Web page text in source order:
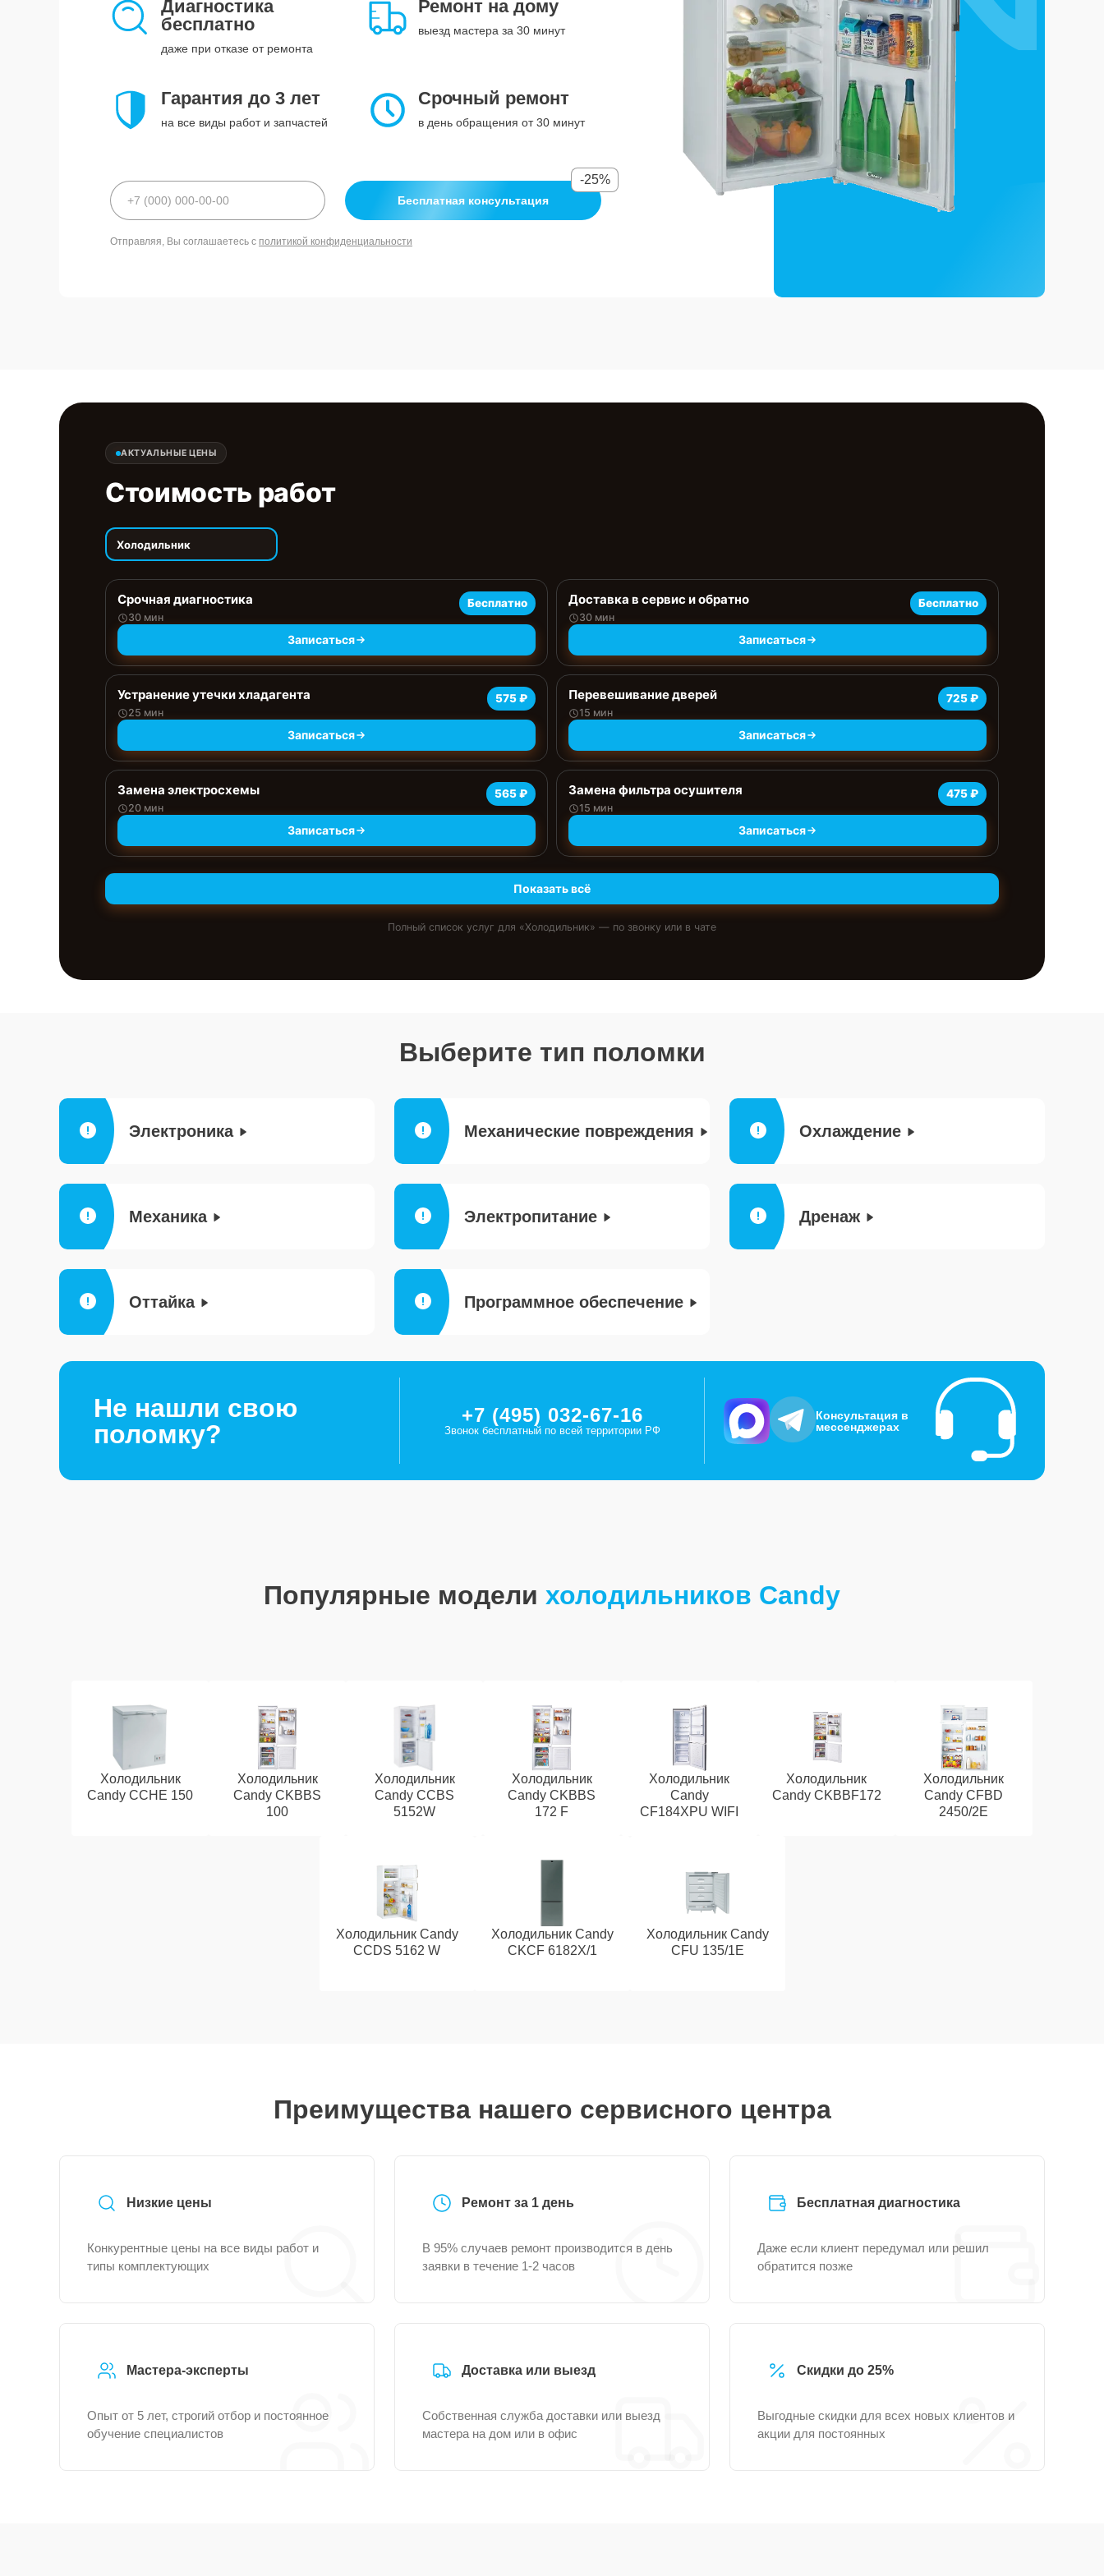
Диагностика
бесплатно
даже при отказе от ремонта
Ремонт на дому
выезд мастера за 30 минут
Гарантия до 3 лет
на все виды работ и запчастей
Срочный ремонт
в день обращения от 30 минут
Бесплатная консультация
-25%
Отправляя, Вы соглашаетесь с политикой конфиденциальности
АКТУАЛЬНЫЕ ЦЕНЫ
Стоимость работ
Холодильник
Срочная диагностика
30 мин
Бесплатно
Записаться
Доставка в сервис и обратно
30 мин
Бесплатно
Записаться
Устранение утечки хладагента
25 мин
575 ₽
Записаться
Перевешивание дверей
15 мин
725 ₽
Записаться
Замена электросхемы
20 мин
565 ₽
Записаться
Замена фильтра осушителя
15 мин
475 ₽
Записаться
Показать всё
Полный список услуг для «Холодильник» — по звонку или в чате
Выберите тип поломки
Электроника Механические повреждения Охлаждение
Механика Электропитание Дренаж
Оттайка Программное обеспечение
Не нашли свою
поломку?
+7 (495) 032-67-16
Звонок бесплатный по всей территории РФ
Консультация в
мессенджерах
Популярные модели холодильников Candy
Холодильник
Candy CCHE 150
Холодильник
Candy CKBBS
100
Холодильник
Candy CCBS
5152W
Холодильник
Candy CKBBS
172 F
Холодильник
Candy
CF184XPU WIFI
Холодильник
Candy CKBBF172
Холодильник
Candy CFBD
2450/2E
Холодильник Candy
CCDS 5162 W
Холодильник Candy
CKCF 6182X/1
Холодильник Candy
CFU 135/1E
Преимущества нашего сервисного центра
Низкие цены
Конкурентные цены на все виды работ и
типы комплектующих
Ремонт за 1 день
В 95% случаев ремонт производится в день
заявки в течение 1-2 часов
Бесплатная диагностика
Даже если клиент передумал или решил
обратится позже
Мастера-эксперты
Опыт от 5 лет, строгий отбор и постоянное
обучение специалистов
Доставка или выезд
Собственная служба доставки или выезд
мастера на дом или в офис
Скидки до 25%
Выгодные скидки для всех новых клиентов и
акции для постоянных